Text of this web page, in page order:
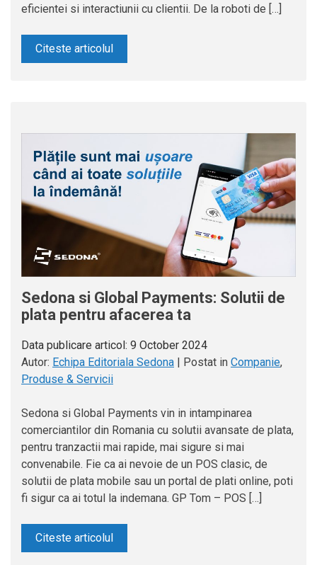
eficientei si interactiunii cu clientii. De la roboti de […]
Citeste articolul
Sedona si Global Payments: Solutii de
plata pentru afacerea ta
Data publicare articol: 9 October 2024
Autor: Echipa Editoriala Sedona | Postat in Companie,
Produse & Servicii
Sedona si Global Payments vin in intampinarea
comerciantilor din Romania cu solutii avansate de plata,
pentru tranzactii mai rapide, mai sigure si mai
convenabile. Fie ca ai nevoie de un POS clasic, de
solutii de plata mobile sau un portal de plati online, poti
fi sigur ca ai totul la indemana. GP Tom – POS […]
Citeste articolul